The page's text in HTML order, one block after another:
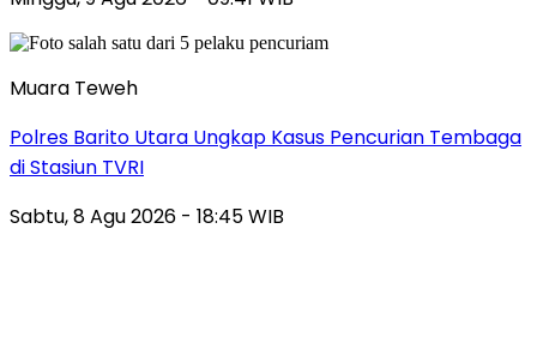
Muara Teweh
Polres Barito Utara Ungkap Kasus Pencurian Tembaga
di Stasiun TVRI
Sabtu, 8 Agu 2026 - 18:45 WIB